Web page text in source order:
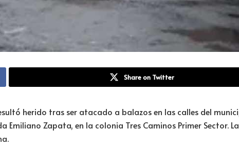
Share on Twitter
herido tras ser atacado a balazos en las calles del
Emiliano Zapata, en la colonia Tres Caminos Primer Sector.